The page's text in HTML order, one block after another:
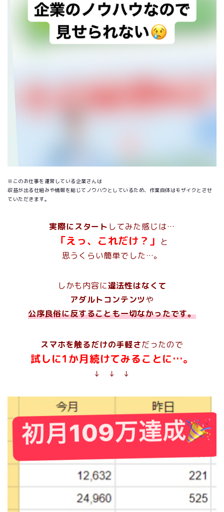
※このお仕事を運営している企業さんは
収益が出る仕組みや情報を総じてノウハウとしているため、作業自体はモザイクとさせ
ていただきます。
実際にスタート してみた感じは…
「えっ、これだけ？」 と
思うくらい簡単でした…。
しかも内容に違法性はなくて
アダルトコンテンツや
公序良俗に反することも一切なかったです。
スマホを触るだけの手軽さだったので
試しに1か月続けてみることに…。
↓ ↓ ↓